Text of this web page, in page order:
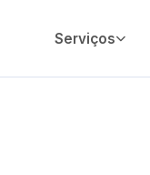
Serviços